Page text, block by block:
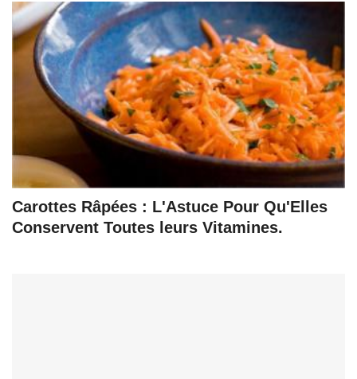
Carottes Râpées : L'Astuce Pour Qu'Elles
Conservent Toutes leurs Vitamines.